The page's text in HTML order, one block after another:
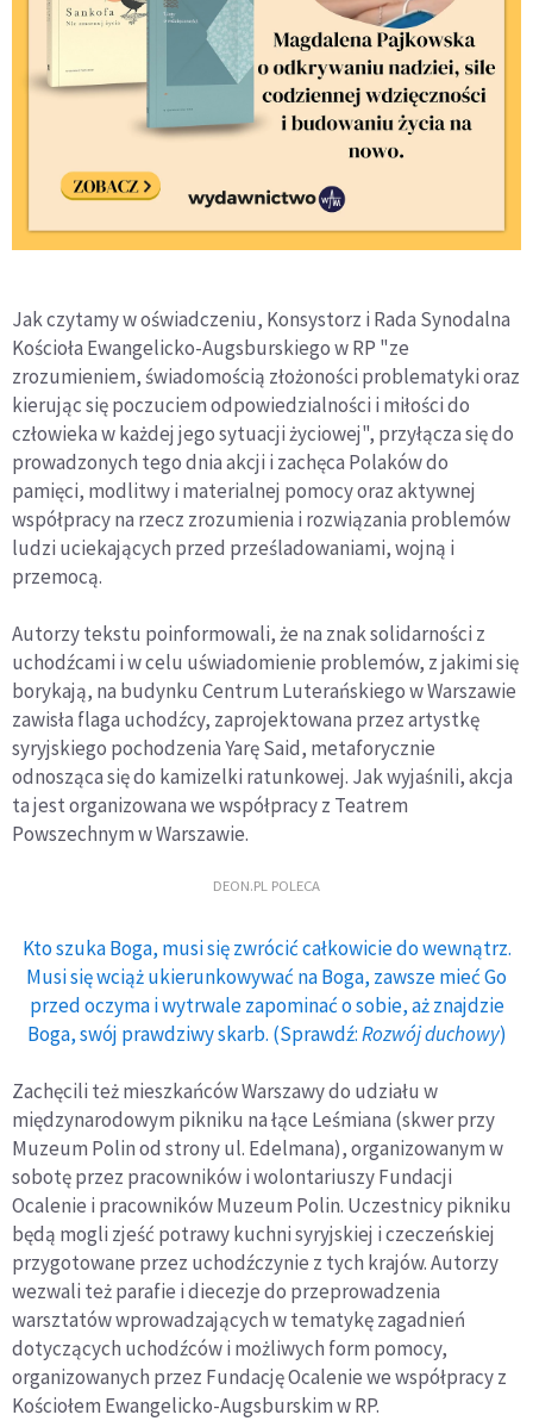
Jak czytamy w oświadczeniu, Konsystorz i Rada Synodalna
Kościoła Ewangelicko-Augsburskiego w RP "ze
zrozumieniem, świadomością złożoności problematyki oraz
kierując się poczuciem odpowiedzialności i miłości do
człowieka w każdej jego sytuacji życiowej", przyłącza się do
prowadzonych tego dnia akcji i zachęca Polaków do
pamięci, modlitwy i materialnej pomocy oraz aktywnej
współpracy na rzecz zrozumienia i rozwiązania problemów
ludzi uciekających przed prześladowaniami, wojną i
przemocą.
Autorzy tekstu poinformowali, że na znak solidarności z
uchodźcami i w celu uświadomienie problemów, z jakimi się
borykają, na budynku Centrum Luterańskiego w Warszawie
zawisła flaga uchodźcy, zaprojektowana przez artystkę
syryjskiego pochodzenia Yarę Said, metaforycznie
odnosząca się do kamizelki ratunkowej. Jak wyjaśnili, akcja
ta jest organizowana we współpracy z Teatrem
Powszechnym w Warszawie.
DEON.PL POLECA
Kto szuka Boga, musi się zwrócić całkowicie do wewnątrz.
Musi się wciąż ukierunkowywać na Boga, zawsze mieć Go
przed oczyma i wytrwale zapominać o sobie, aż znajdzie
Boga, swój prawdziwy skarb. (Sprawdź:Rozwój duchowy)
Zachęcili też mieszkańców Warszawy do udziału w
międzynarodowym pikniku na łące Leśmiana (skwer przy
Muzeum Polin od strony ul. Edelmana), organizowanym w
sobotę przez pracowników i wolontariuszy Fundacji
Ocalenie i pracowników Muzeum Polin. Uczestnicy pikniku
będą mogli zjeść potrawy kuchni syryjskiej i czeczeńskiej
przygotowane przez uchodźczynie z tych krajów. Autorzy
wezwali też parafie i diecezje do przeprowadzenia
warsztatów wprowadzających w tematykę zagadnień
dotyczących uchodźców i możliwych form pomocy,
organizowanych przez Fundację Ocalenie we współpracy z
Kościołem Ewangelicko-Augsburskim w RP.